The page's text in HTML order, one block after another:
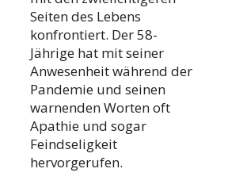
Seiten des Lebens
konfrontiert. Der 58-
Jährige hat mit seiner
Anwesenheit während der
Pandemie und seinen
warnenden Worten oft
Apathie und sogar
Feindseligkeit
hervorgerufen.